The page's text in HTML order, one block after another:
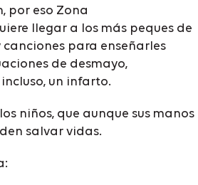
por eso Zona
llegar a los más peques de
canciones para enseñarles
de desmayo,
un infarto.
niños, que aunque sus manos
salvar vidas.